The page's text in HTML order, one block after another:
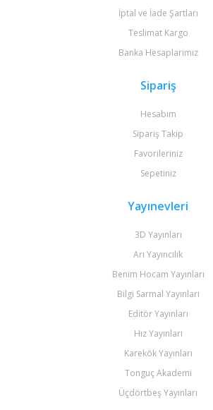
İptal ve İade Şartları
Teslimat Kargo
Banka Hesaplarımız
Sipariş
Hesabım
Sipariş Takip
Favorileriniz
Sepetiniz
Yayınevleri
3D Yayınları
Arı Yayıncılık
Benim Hocam Yayınları
Bilgi Sarmal Yayınları
Editör Yayınları
Hız Yayınları
Karekök Yayınları
Tonguç Akademi
Üçdörtbeş Yayınları